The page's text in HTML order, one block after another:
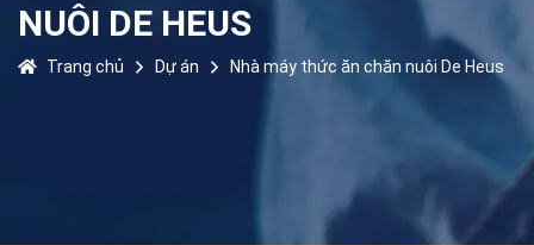
NUÔI DE HEUS
Trang chủ Dự án Nhà máy thức ăn chăn nuôi De Heus